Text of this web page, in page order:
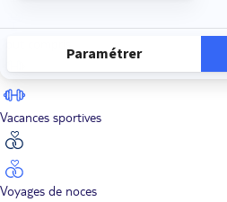
Vacances sportives
Voyages de noces